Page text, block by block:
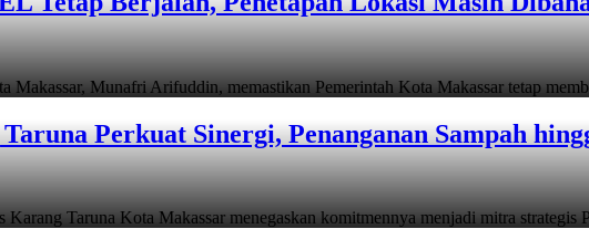
Munafri Arifuddin, memastikan Pemerintah Kota Makassar tetap
Perkuat Sinergi, Penanganan Sampah
Taruna Kota Makassar menegaskan komitmennya menjadi mitra strategis